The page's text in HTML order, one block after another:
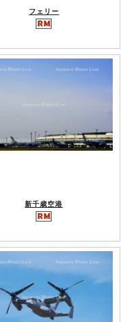
フェリー
新千歳空港